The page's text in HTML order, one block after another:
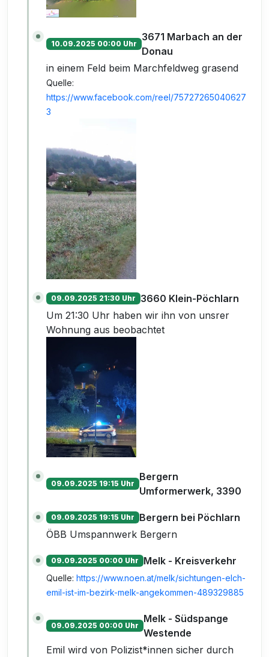
10.09.2025 00:00 Uhr
3671 Marbach an der
Donau
in einem Feld beim Marchfeldweg grasend
Quelle:
https://www.facebook.com/reel/75727265040627
3
09.09.2025 21:30 Uhr 3660 Klein-Pöchlarn
Um 21:30 Uhr haben wir ihn von unsrer
Wohnung aus beobachtet
09.09.2025 19:15 Uhr
Bergern
Umformerwerk, 3390
09.09.2025 19:15 Uhr Bergern bei Pöchlarn
ÖBB Umspannwerk Bergern
09.09.2025 00:00 Uhr Melk - Kreisverkehr
Quelle: https://www.noen.at/melk/sichtungen-elch-
emil-ist-im-bezirk-melk-angekommen-489329885
09.09.2025 00:00 Uhr
Melk - Südspange
Westende
Emil wird von Polizist*innen sicher durch